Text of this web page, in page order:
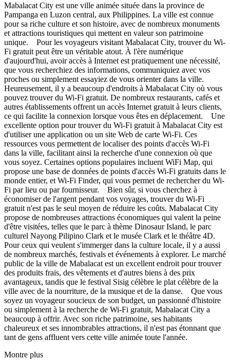
Mabalacat City est une ville animée située dans la province de
Pampanga en Luzon central, aux Philippines. La ville est connue
pour sa riche culture et son histoire, avec de nombreux monuments
et attractions touristiques qui mettent en valeur son patrimoine
unique. Pour les voyageurs visitant Mabalacat City, trouver du Wi-
Fi gratuit peut être un véritable atout. À l'ère numérique
d'aujourd'hui, avoir accès à Internet est pratiquement une nécessité,
que vous recherchiez des informations, communiquiez avec vos
proches ou simplement essayiez de vous orienter dans la ville.
Heureusement, il y a beaucoup d'endroits à Mabalacat City où vous
pouvez trouver du Wi-Fi gratuit. De nombreux restaurants, cafés et
autres établissements offrent un accès Internet gratuit à leurs clients,
ce qui facilite la connexion lorsque vous êtes en déplacement. Une
excellente option pour trouver du Wi-Fi gratuit à Mabalacat City est
d'utiliser une application ou un site Web de carte Wi-Fi. Ces
ressources vous permettent de localiser des points d'accès Wi-Fi
dans la ville, facilitant ainsi la recherche d'une connexion où que
vous soyez. Certaines options populaires incluent WiFi Map, qui
propose une base de données de points d'accès Wi-Fi gratuits dans le
monde entier, et Wi-Fi Finder, qui vous permet de rechercher du Wi-
Fi par lieu ou par fournisseur. Bien sûr, si vous cherchez à
économiser de l'argent pendant vos voyages, trouver du Wi-Fi
gratuit n'est pas le seul moyen de réduire les coûts. Mabalacat City
propose de nombreuses attractions économiques qui valent la peine
d'être visitées, telles que le parc à thème Dinosaur Island, le parc
culturel Nayong Pilipino Clark et le musée Clark et le théâtre 4D.
Pour ceux qui veulent s'immerger dans la culture locale, il y a aussi
de nombreux marchés, festivals et événements à explorer. Le marché
public de la ville de Mabalacat est un excellent endroit pour trouver
des produits frais, des vêtements et d'autres biens à des prix
avantageux, tandis que le festival Sisig célèbre le plat célèbre de la
ville avec de la nourriture, de la musique et de la danse. Que vous
soyez un voyageur soucieux de son budget, un passionné d'histoire
ou simplement à la recherche de Wi-Fi gratuit, Mabalacat City a
beaucoup à offrir. Avec son riche patrimoine, ses habitants
chaleureux et ses innombrables attractions, il n'est pas étonnant que
tant de gens affluent vers cette ville animée toute l'année.
Montre plus